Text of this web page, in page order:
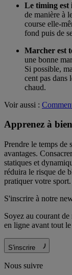
Le timing
de manière à
course elle-
fond puis de
Marcher est
une bonne
Si possible,
cent pas dans
chaud.
Voir aussi :
Apprenez à
Prendre le temps de
avantages.
statiques et
réduira le risque de
pratiquer votre sport.
S'inscrire à notre
Soyez au courant
en ligne avant tout
S'inscrire
Nous suivre